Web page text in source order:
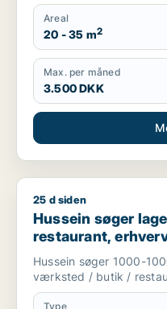
Areal
20 - 35 m2
Max. per måned
3.500 DKK
Hussein søger lager,
25 d siden
Hussein søger
restaurant,
salg i Greve,
Hussein søger 1000-
værksted / butik /
Type